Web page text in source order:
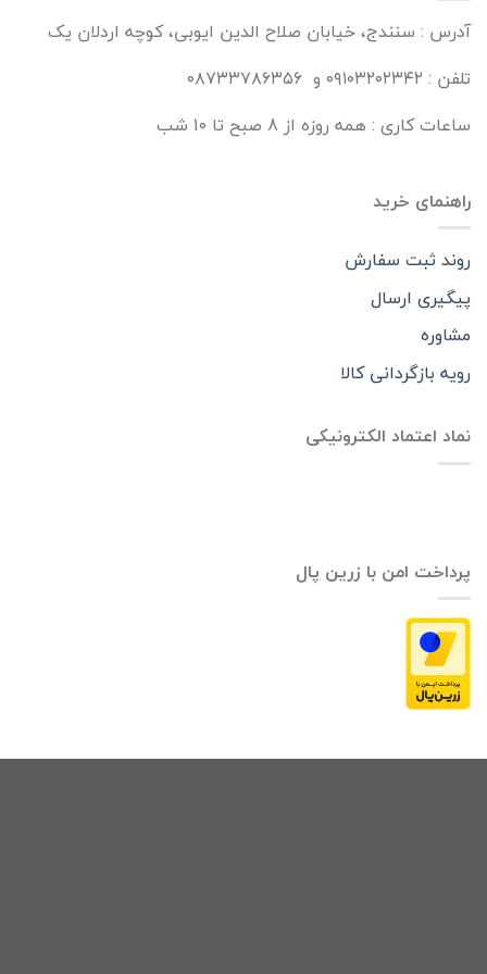
آدرس : سنندج، خیابان صلاح الدین ایوبی، کوچه اردلان یک
تلفن : ۰۹۱۰۳۲۰۲۳۴۲ و ۰۸۷۳۳۷۸۶۳۵۶
ساعات کاری : همه روزه از 8 صبح تا 10 شب
راهنمای خرید
روند ثبت سفارش
پیگیری ارسال
مشاوره
رویه بازگردانی کالا
نماد اعتماد الکترونیکی
پرداخت امن با زرین پال